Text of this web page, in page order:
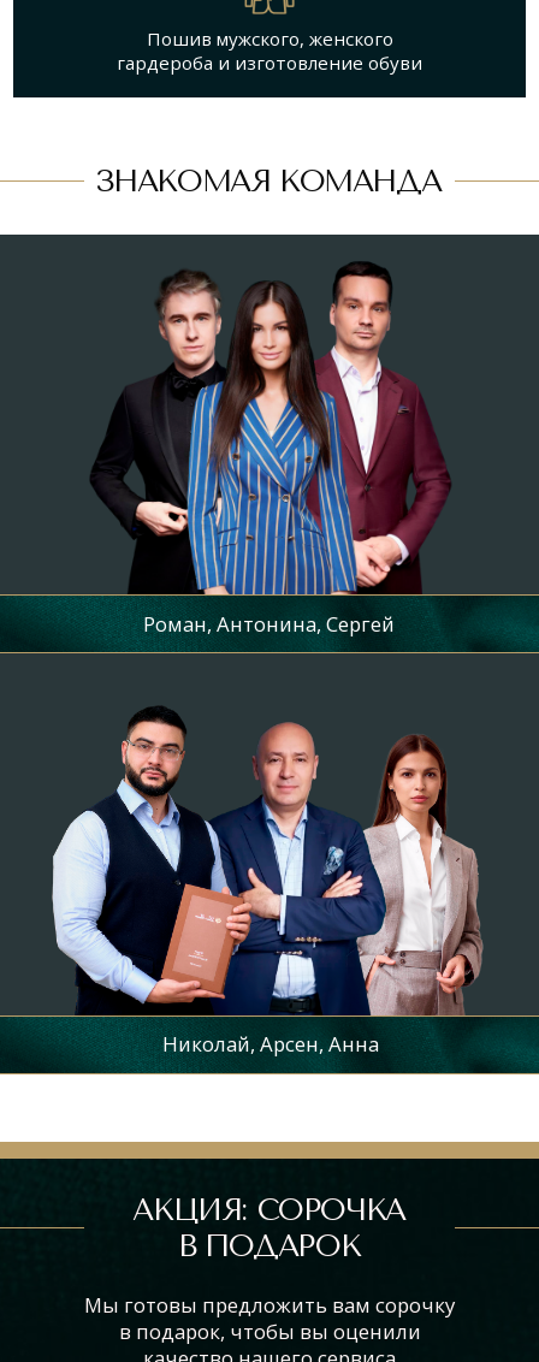
Получить свою сорочку
в подарок
Приехать
на примерку
Связаться с нами
и сказать промокод
Как получить подарок?
Мы готовы предложить вам сорочку
в подарок, чтобы вы оценили
качество нашего сервиса
АКЦИЯ: СОРОЧКА
В ПОДАРОК
ПОЛУЧИТЬ СОРОЧКУ В ПОДАРОК
НАПИСАТЬ НАМ